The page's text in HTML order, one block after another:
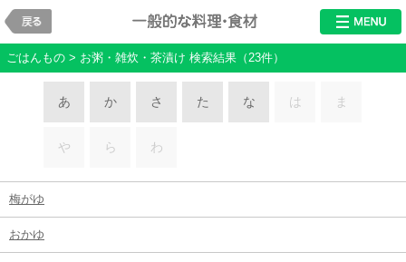
料理・食材
ごはんもの > お粥・雑炊・茶漬け 検索結果（23件）
あ か さ た な は ま
や ら わ
梅がゆ
おかゆ